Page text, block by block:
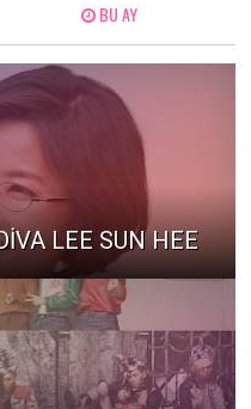
BU AY
LEE SUN HEE